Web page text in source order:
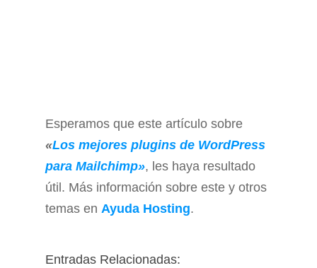
Esperamos que este artículo sobre
«Los mejores plugins de WordPress
para Mailchimp», les haya resultado
útil. Más información sobre este y otros
temas en Ayuda Hosting.
Entradas Relacionadas: